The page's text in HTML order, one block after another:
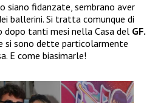
siano fidanzate, sembrano aver
ballerini. Si tratta comunque di
dopo tanti mesi nella Casa del GF.
si sono dette particolarmente
E come biasimarle!